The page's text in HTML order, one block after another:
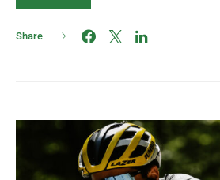
Share